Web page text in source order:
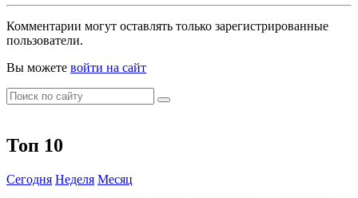
Комментарии могут оставлять только зарегистрированные
пользователи.
Вы можете войти на сайт
Топ 10
Сегодня Неделя Месяц